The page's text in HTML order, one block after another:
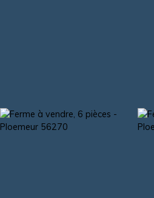
Contact